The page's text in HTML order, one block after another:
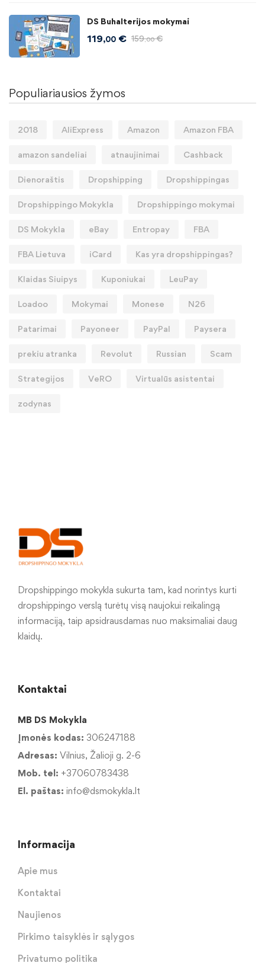
DS Buhalterijos mokymai
119,00 € 159,00 €
Populiariausios žymos
2018 AliExpress Amazon Amazon FBA
amazon sandeliai atnaujinimai Cashback
Dienoraštis Dropshipping Dropshippingas
Dropshippingo Mokykla Dropshippingo mokymai
DS Mokykla eBay Entropay FBA
FBA Lietuva iCard Kas yra dropshippingas?
Klaidas Siuipys Kuponiukai LeuPay
Loadoo Mokymai Monese N26
Patarimai Payoneer PayPal Paysera
prekiu atranka Revolut Russian Scam
Strategijos VeRO Virtualūs asistentai
zodynas
Dropshippingo mokykla sukurta tam, kad norintys kurti
dropshippingo verslą turėtų visą naujokui reikalingą
informaciją, taip apsidrausdamas nuo maksimaliai daug
klaidų.
Kontaktai
MB DS Mokykla
Įmonės kodas: 306247188
Adresas: Vilnius, Žalioji g. 2-6
Mob. tel: +37060783438
El. paštas: info@dsmokykla.lt
Informacija
Apie mus
Kontaktai
Naujienos
Pirkimo taisyklės ir sąlygos
Privatumo politika